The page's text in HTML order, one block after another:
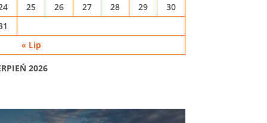
2026
« Lip
25 26 27 28 29
30